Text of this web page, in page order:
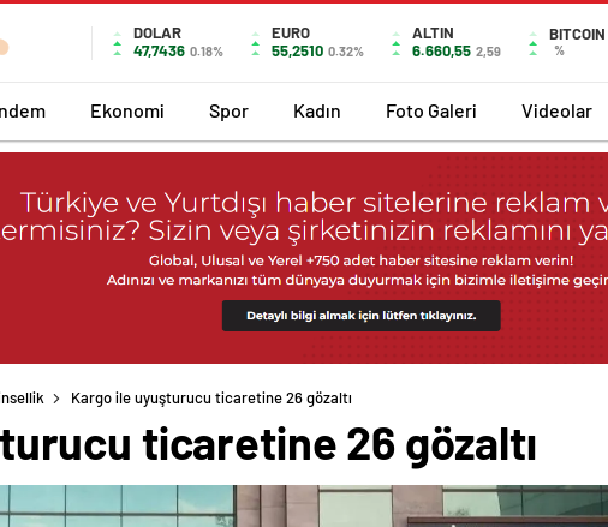
DOLAR
47,7436 0.18%
EURO
55,2510 0.32%
ALTIN
6.660,55 2,59
BITCOIN
%
Ekonomi Spor Kadın Foto Galeri Videolar
Kargo ile uyuşturucu ticaretine 26 gözaltı
ticaretine 26 gözaltı